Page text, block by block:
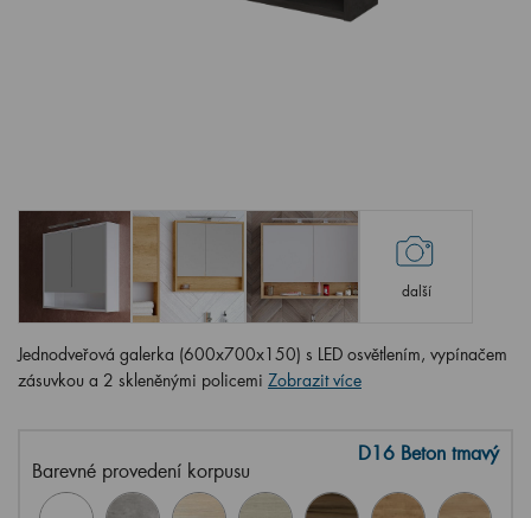
další
Jednodveřová galerka (600x700x150) s LED osvětlením, vypínačem
zásuvkou a 2 skleněnými policemi Zobrazit více
Barevné provedení korpusu
D16 Beton tmavý